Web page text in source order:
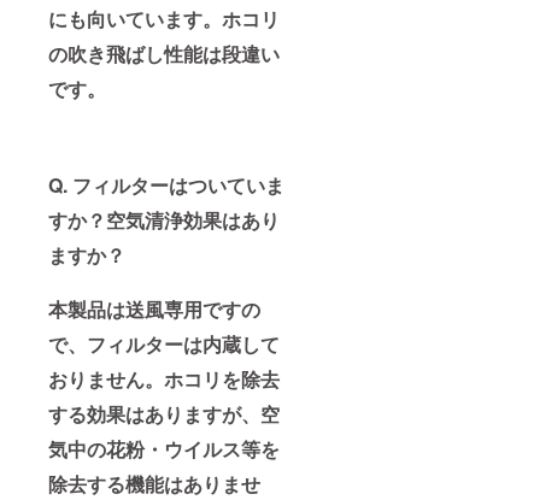
にも向いています。ホコリ
の吹き飛ばし性能は段違い
です。
Q. フィルターはついていま
すか？空気清浄効果はあり
ますか？
本製品は送風専用ですの
で、フィルターは内蔵して
おりません。ホコリを除去
する効果はありますが、空
気中の花粉・ウイルス等を
除去する機能はありませ